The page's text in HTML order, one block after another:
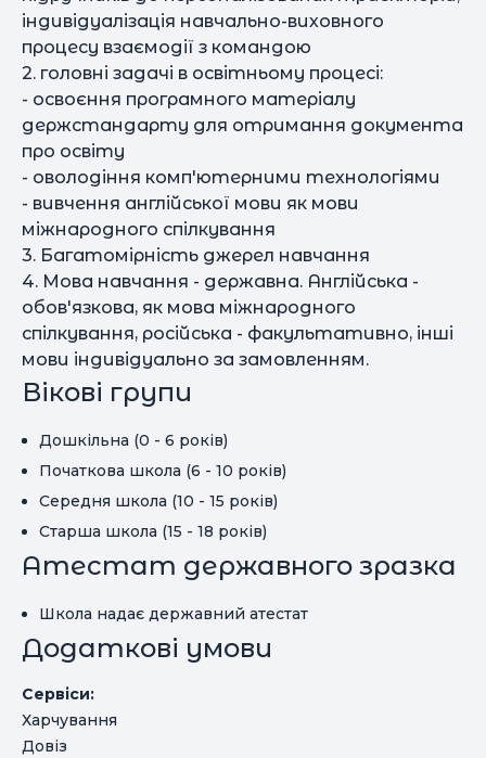
індивідуалізація навчально-виховного
процесу взаємодії з командою
2. головні задачі в освітньому процесі:
- освоєння програмного матеріалу
держстандарту для отримання документа
про освіту
- оволодіння комп'ютерними технологіями
- вивчення англійської мови як мови
міжнародного спілкування
3. Багатомірність джерел навчання
4. Мова навчання - державна. Англійська -
обов'язкова, як мова міжнародного
спілкування, російська - факультативно, інші
мови індивідуально за замовленням.
Вікові групи
Дошкільна (0 - 6 років)
Початкова школа (6 - 10 років)
Середня школа (10 - 15 років)
Старша школа (15 - 18 років)
Атестат державного зразка
Школа надає державний атестат
Додаткові умови
Сервіси:
Харчування
Довіз